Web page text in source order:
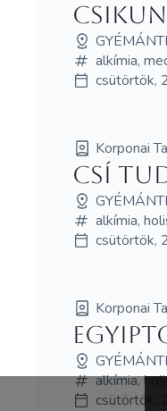
alkímia,
csütörtök,
Korponai
Csí
alkímia,
csütörtök,
Korponai
alkímia,
csütörtök,